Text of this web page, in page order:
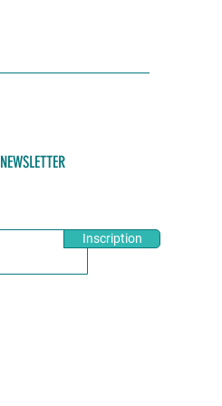
NEWSLETTER
Inscription